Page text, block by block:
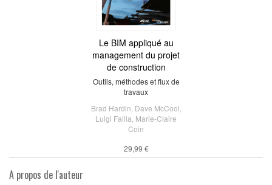
Le BIM appliqué au
management du projet
de construction
Outils, méthodes et flux de
travaux
Brad Hardin Dave McCool
Luigi Failla Marie-Claire
Coin
29,99 €
A propos de l'auteur